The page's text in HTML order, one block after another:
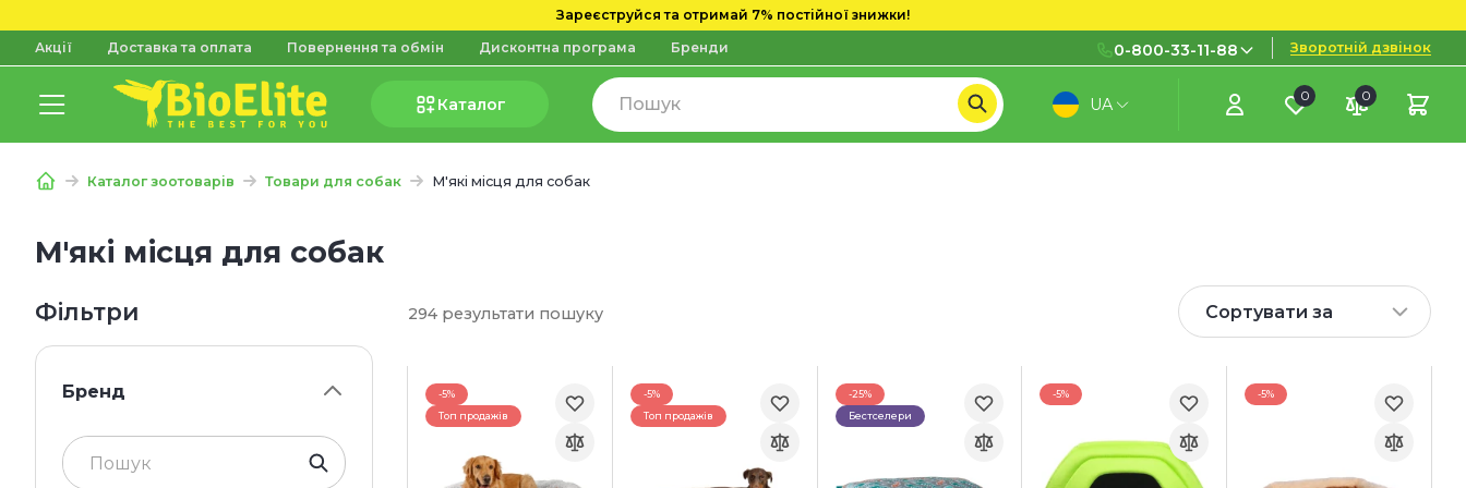
Зареєструйся та отримай 7% постійної знижки!
Акції Доставка та оплата Повернення та обмін Дисконтна програма Бренди 0-800-33-11-88
0-800-33-11-88
Безкоштовно з міських і
(073) 133 11 88
Зворотній дзвінок
Каталог UA 0 0
Каталог зоотоварів Товари для собак М'які місця для собак
М'які місця для собак
Фільтри
Бренд
294 результати пошуку Сортувати за
-5%
Топ продажів
-5%
Топ продажів
-25%
Бестселери
-5% -5%